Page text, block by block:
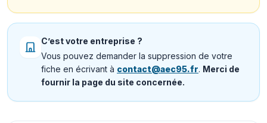
C’est votre entreprise ?
Vous pouvez demander la suppression de votre
fiche en écrivant à contact@aec95.fr. Merci de
fournir la page du site concernée.